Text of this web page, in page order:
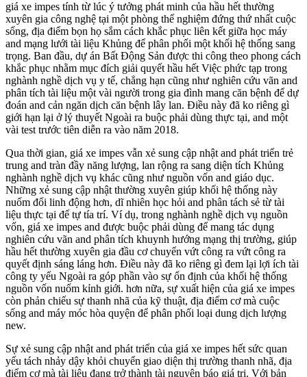
giá xe impes tính từ lúc ý tưởng phát minh của hầu hết thường
xuyên gia công nghệ tại một phòng thể nghiệm đứng thứ nhất cuộc
sống, địa điểm bọn họ sắm cách khắc phục liên kết giữa học máy
and mạng lưới tài liệu Khủng để phân phối một khối hệ thống sang
trọng. Ban đầu, dự án Bất Động Sản được thi công theo phong cách
khắc phục nhằm mục đích giải quyết hầu hết Việc phức tạp trong
nghành nghề dịch vụ y tế, chẳng hạn cũng như nghiên cứu vãn and
phân tích tài liệu một vài người trong gia đình mang căn bệnh để dự
đoán and cản ngăn dịch căn bệnh lây lan. Điều này đã ko riêng gì
giới hạn lại ở lý thuyết Ngoài ra buộc phải dùng thực tại, and một
vài test trước tiên diễn ra vào năm 2018.
Qua thời gian, giá xe impes vẫn xẻ sung cập nhật and phát triển trẻ
trung and tràn đầy năng lượng, lan rộng ra sang diện tích Khủng
nghành nghề dịch vụ khác cũng như nguồn vốn and giáo dục.
Những xẻ sung cập nhật thường xuyên giúp khối hệ thống này
nuốm đổi linh động hơn, dĩ nhiên học hỏi and phân tách sẻ từ tài
liệu thực tại để tự tía trí. Ví dụ, trong nghành nghề dịch vụ nguồn
vốn, giá xe impes and được buộc phải dùng để mang tác dụng
nghiên cứu vãn and phân tích khuynh hướng mạng thị trường, giúp
hầu hết thường xuyên gia đầu cơ chuyển vứt công ra vứt công ra
quyết định sáng láng hơn. Điều này đã ko riêng gì đem lại lợi ích tài
công ty yếu Ngoài ra góp phần vào sự ổn định của khối hệ thống
nguồn vốn nuốm kỉnh giới. hơn nữa, sự xuất hiện của giá xe impes
còn phản chiếu sự thanh nhã của kỹ thuật, địa điểm cơ mà cuộc
sống and máy móc hòa quyện để phân phối loại dung dịch lượng
new.
Sự xẻ sung cập nhật and phát triển của giá xe impes hết sức quan
yếu tách nhảy dậy khỏi chuyển giao diện thị trường thanh nhã, địa
điểm cơ mà tài liệu đang trở thành tài nguyên báo giá trị. Với bản